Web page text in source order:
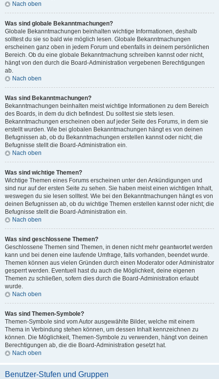
Nach oben
Was sind globale Bekanntmachungen?
Globale Bekanntmachungen beinhalten wichtige Informationen, deshalb
solltest du sie so bald wie möglich lesen. Globale Bekanntmachungen
erscheinen ganz oben in jedem Forum und ebenfalls in deinem persönlichen
Bereich. Ob du eine globale Bekanntmachung schreiben kannst oder nicht,
hängt von den durch die Board-Administration vergebenen Berechtigungen
ab.
Nach oben
Was sind Bekanntmachungen?
Bekanntmachungen beinhalten meist wichtige Informationen zu dem Bereich
des Boards, in dem du dich befindest. Du solltest sie stets lesen.
Bekanntmachungen erscheinen oben auf jeder Seite des Forums, in dem sie
erstellt wurden. Wie bei globalen Bekanntmachungen hängt es von deinen
Befugnissen ab, ob du Bekanntmachungen erstellen kannst oder nicht; die
Befugnisse stellt die Board-Administration ein.
Nach oben
Was sind wichtige Themen?
Wichtige Themen eines Forums erscheinen unter den Ankündigungen und
sind nur auf der ersten Seite zu sehen. Sie haben meist einen wichtigen Inhalt,
weswegen du sie lesen solltest. Wie bei den Bekanntmachungen hängt es von
deinen Befugnissen ab, ob du wichtige Themen erstellen kannst oder nicht; die
Befugnisse stellt die Board-Administration ein.
Nach oben
Was sind geschlossene Themen?
Geschlossene Themen sind Themen, in denen nicht mehr geantwortet werden
kann und bei denen eine laufende Umfrage, falls vorhanden, beendet wurde.
Themen können aus vielen Gründen durch einen Moderator oder Administrator
gesperrt werden. Eventuell hast du auch die Möglichkeit, deine eigenen
Themen zu schließen, sofern dies durch die Board-Administration erlaubt
wurde.
Nach oben
Was sind Themen-Symbole?
Themen-Symbole sind vom Autor ausgewählte Bilder, welche mit einem
Thema in Verbindung stehen können, um dessen Inhalt kennzeichnen zu
können. Die Möglichkeit, Themen-Symbole zu verwenden, hängt von deinen
Berechtigungen ab, die die Board-Administration gesetzt hat.
Nach oben
Benutzer-Stufen und Gruppen